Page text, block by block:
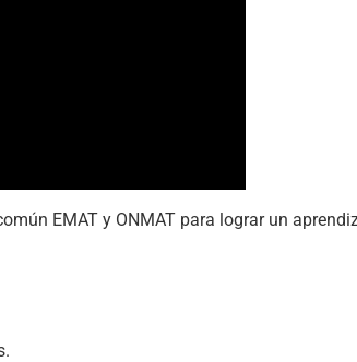
EMAT y ONMAT para lograr un